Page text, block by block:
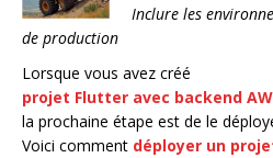
Inclure les
de production
Lorsque vous avez créé
projet Flutter avec backend
la prochaine étape est de le
Voici comment déployer un